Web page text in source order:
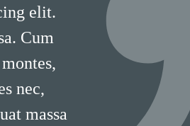
elit.
Cum
nec,
massa